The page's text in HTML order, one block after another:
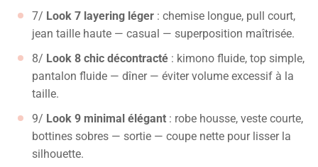
7/ Look 7 layering léger : chemise longue, pull court,
jean taille haute — casual — superposition maîtrisée.
8/ Look 8 chic décontracté : kimono fluide, top simple,
pantalon fluide — dîner — éviter volume excessif à la
taille.
9/ Look 9 minimal élégant : robe housse, veste courte,
bottines sobres — sortie — coupe nette pour lisser la
silhouette.